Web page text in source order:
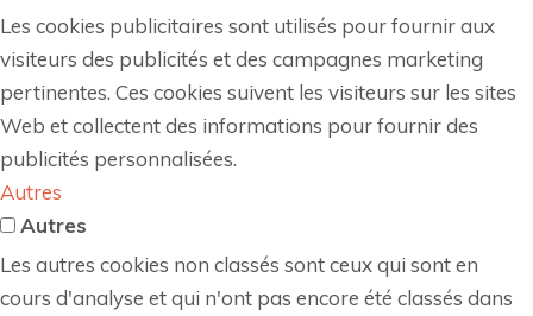
Les cookies publicitaires sont utilisés pour fournir aux
visiteurs des publicités et des campagnes marketing
pertinentes. Ces cookies suivent les visiteurs sur les sites
Web et collectent des informations pour fournir des
publicités personnalisées.
Autres
Autres
Les autres cookies non classés sont ceux qui sont en
cours d'analyse et qui n'ont pas encore été classés dans